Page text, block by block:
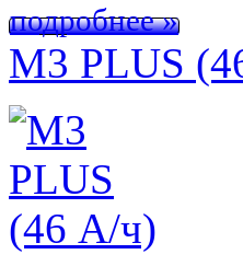
подробнее »
M3 PLUS